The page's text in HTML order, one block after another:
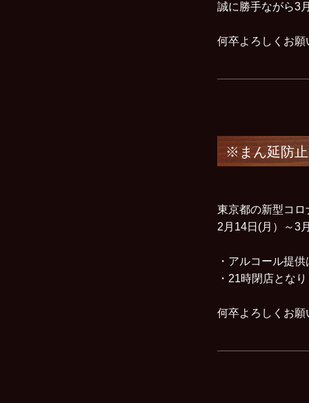
誠に勝手ながら3
何卒よろしくお
※まん延防止
東京都の新型コ
2月14日(月）～3
・アルコール提
・21時閉店とな
何卒よろしくお